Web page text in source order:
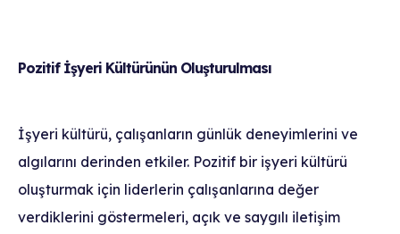
Pozitif İşyeri Kültürünün Oluşturulması
İşyeri kültürü, çalışanların günlük deneyimlerini ve
algılarını derinden etkiler. Pozitif bir işyeri kültürü
oluşturmak için liderlerin çalışanlarına değer
verdiklerini göstermeleri, açık ve saygılı iletişim